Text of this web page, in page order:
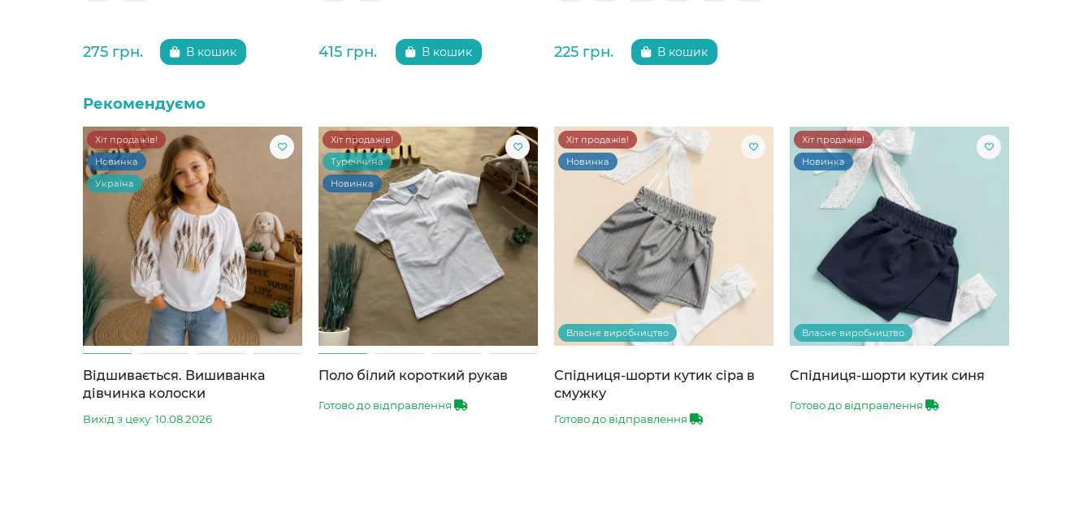
275 грн. В кошик 415 грн. В кошик 225 грн. В кошик
Рекомендуємо
Хіт продажів!
Новинка
Україна
Відшивається. Вишиванка
дівчинка колоски
Вихід з цеху: 10.08.2026
Хіт продажів!
Туреччина
Новинка
Поло білий короткий рукав
Готово до відправлення
Хіт продажів!
Новинка
Власне виробництво
Спідниця-шорти кутик сіра в
смужку
Готово до відправлення
Хіт продажів!
Новинка
Власне виробництво
Спідниця-шорти кутик синя
Готово до відправлення